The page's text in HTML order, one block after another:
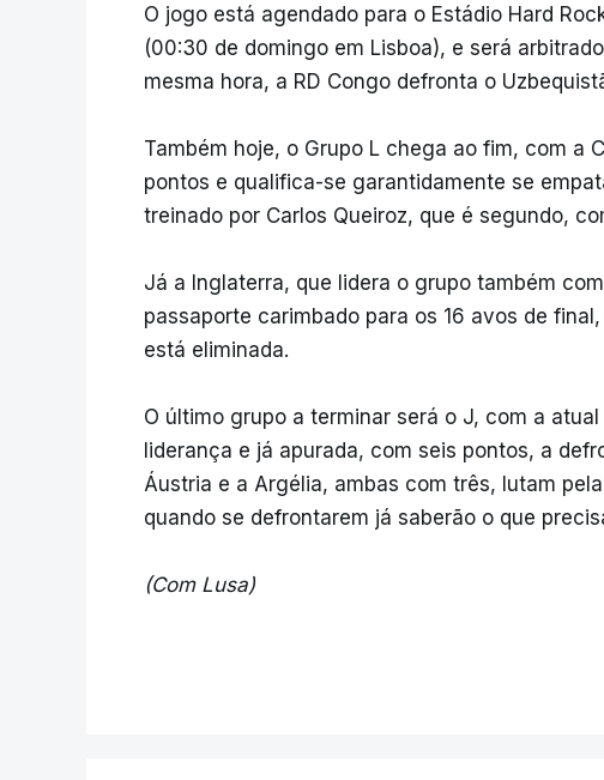
O jogo está agendado para o Estádio Hard
(00:30 de domingo em Lisboa), e será
mesma hora, a RD Congo defronta o
Também hoje, o Grupo L chega ao fim, com a
pontos e qualifica-se garantidamente se
treinado por Carlos Queiroz, que é segundo,
Já a Inglaterra, que lidera o grupo também
passaporte carimbado para os 16 avos de
está eliminada.
O último grupo a terminar será o J, com a
liderança e já apurada, com seis pontos, a
Áustria e a Argélia, ambas com três, lutam
quando se defrontarem já saberão o que
(Com Lusa)